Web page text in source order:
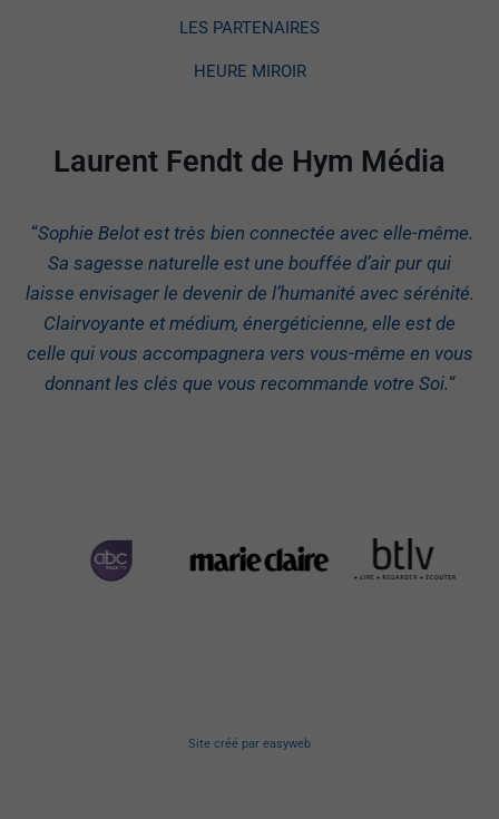
LES PARTENAIRES
HEURE MIROIR
Laurent Fendt de Hym Média
“Sophie Belot est très bien connectée avec elle-même.
Sa sagesse naturelle est une bouffée d’air pur qui
laisse envisager le devenir de l’humanité avec sérénité.
Clairvoyante et médium, énergéticienne, elle est de
celle qui vous accompagnera vers vous-même en vous
donnant les clés que vous recommande votre Soi.“
Site créé par easyweb